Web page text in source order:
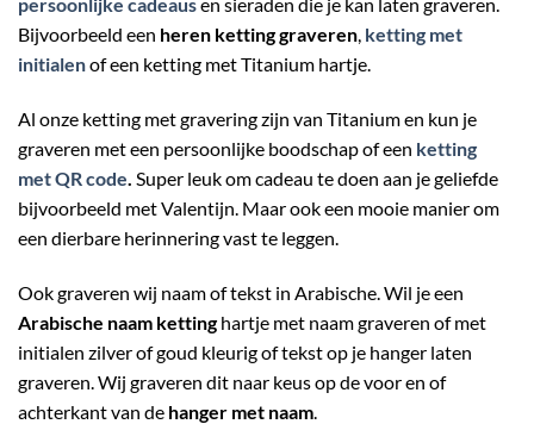
persoonlijke cadeausen sieraden die je kan laten graveren.
Bijvoorbeeld een heren ketting graveren, ketting met
initialenof een ketting met Titanium hartje.
Al onze ketting met gravering zijn van Titanium en kun je
graveren met een persoonlijke boodschap of een ketting
met QR code. Super leuk om cadeau te doen aan je geliefde
bijvoorbeeld met Valentijn. Maar ook een mooie manier om
een dierbare herinnering vast te leggen.
Ook graveren wij naam of tekst in Arabische. Wil je een
Arabische naam kettinghartje met naam graveren of met
initialen zilver of goud kleurig of tekst op je hanger laten
graveren. Wij graveren dit naar keus op de voor en of
achterkant van de hanger met naam.